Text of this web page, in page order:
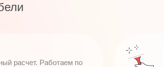
расчет. Работаем по